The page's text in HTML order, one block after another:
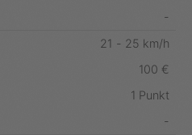
-
21 - 25 km/h
100 €
1 Punkt
-